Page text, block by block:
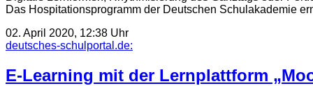
Das Hospitationsprogramm der Deutschen Schulakademie
02. April 2020, 12:38 Uhr
deutsches-schulportal.de:
E-Learning mit der Lernplattform